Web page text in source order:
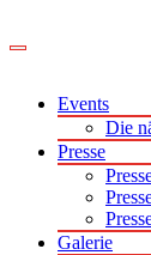
Events
Die
Presse
Galerie